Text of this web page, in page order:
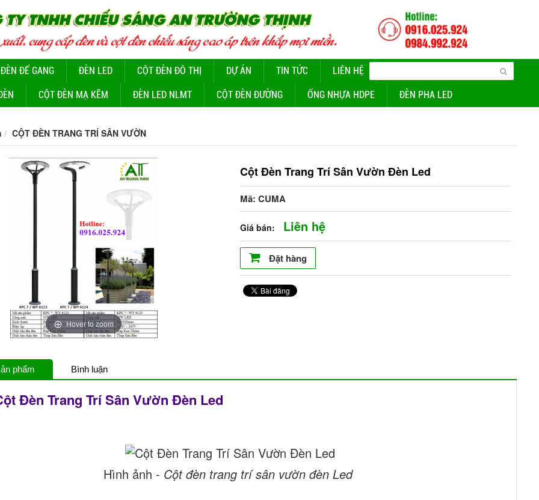
ĐỂ GANG ĐÈN LED CỘT ĐÈN ĐÔ THỊ DỰ ÁN TIN TỨC LIÊN HỆ
CỘT ĐÈN MẠ KẼM ĐÈN LED NLMT CỘT ĐÈN ĐƯỜNG ỐNG NHỰA HDPE ĐÈN PHA LED
CỘT ĐÈN TRANG TRÍ SÂN VƯỜN
Hover to zoom
Cột Đèn Trang Trí Sân Vườn Đèn Led
Mã: CUMA
Giá bán: Liên hệ
Đặt hàng
phẩm Bình luận
Đèn Trang Trí Sân Vườn Đèn Led
Hình ảnh - Cột đèn trang trí sân vườn đèn Led